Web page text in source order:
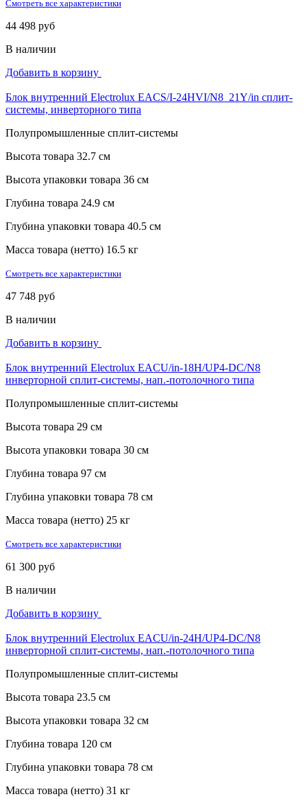
Смотреть все характеристики
44 498 руб
В наличии
Добавить в корзину
Блок внутренний Electrolux EACS/I-24HVI/N8_21Y/in сплит-
системы, инверторного типа
Полупромышленные сплит-системы
Высота товара 32.7 см
Высота упаковки товара 36 см
Глубина товара 24.9 см
Глубина упаковки товара 40.5 см
Масса товара (нетто) 16.5 кг
Смотреть все характеристики
47 748 руб
В наличии
Добавить в корзину
Блок внутренний Electrolux EACU/in-18H/UP4-DC/N8
инверторной сплит-системы, нап.-потолочного типа
Полупромышленные сплит-системы
Высота товара 29 см
Высота упаковки товара 30 см
Глубина товара 97 см
Глубина упаковки товара 78 см
Масса товара (нетто) 25 кг
Смотреть все характеристики
61 300 руб
В наличии
Добавить в корзину
Блок внутренний Electrolux EACU/in-24H/UP4-DC/N8
инверторной сплит-системы, нап.-потолочного типа
Полупромышленные сплит-системы
Высота товара 23.5 см
Высота упаковки товара 32 см
Глубина товара 120 см
Глубина упаковки товара 78 см
Масса товара (нетто) 31 кг